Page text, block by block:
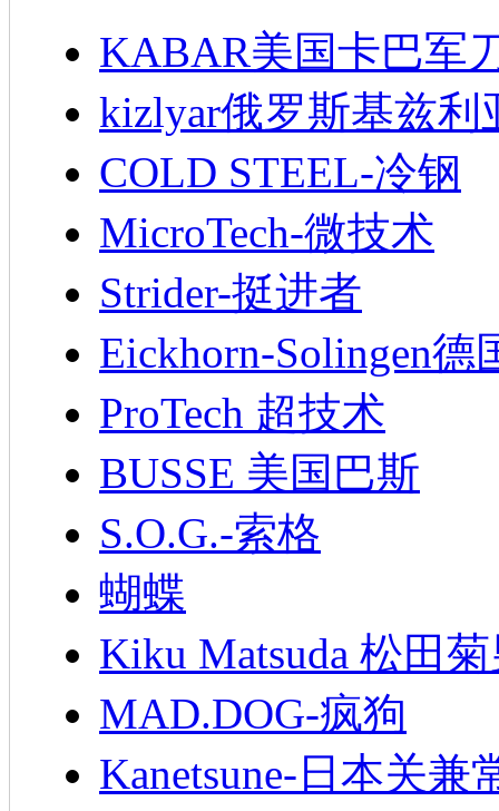
KABAR美国卡巴军
kizlyar俄罗斯基兹利
COLD STEEL-冷钢
MicroTech-微技术
Strider-挺进者
Eickhorn-Solingen德
ProTech 超技术
BUSSE 美国巴斯
S.O.G.-索格
蝴蝶
Kiku Matsuda 松田
MAD.DOG-疯狗
Kanetsune-日本关兼